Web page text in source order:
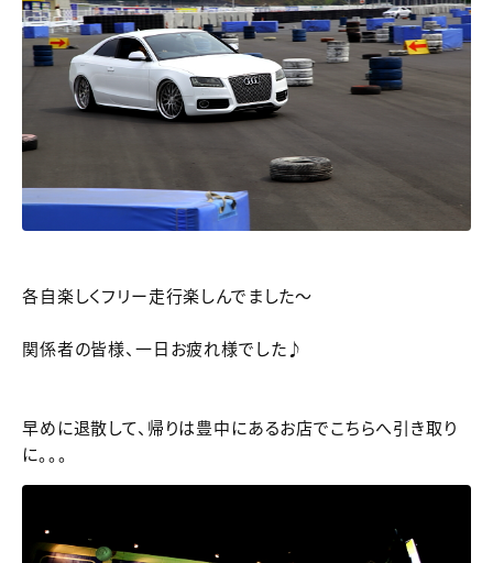
各自楽しくフリー走行楽しんでました～
関係者の皆様、一日お疲れ様でした♪
早めに退散して、帰りは豊中にあるお店でこちらへ引き取り
に。。。